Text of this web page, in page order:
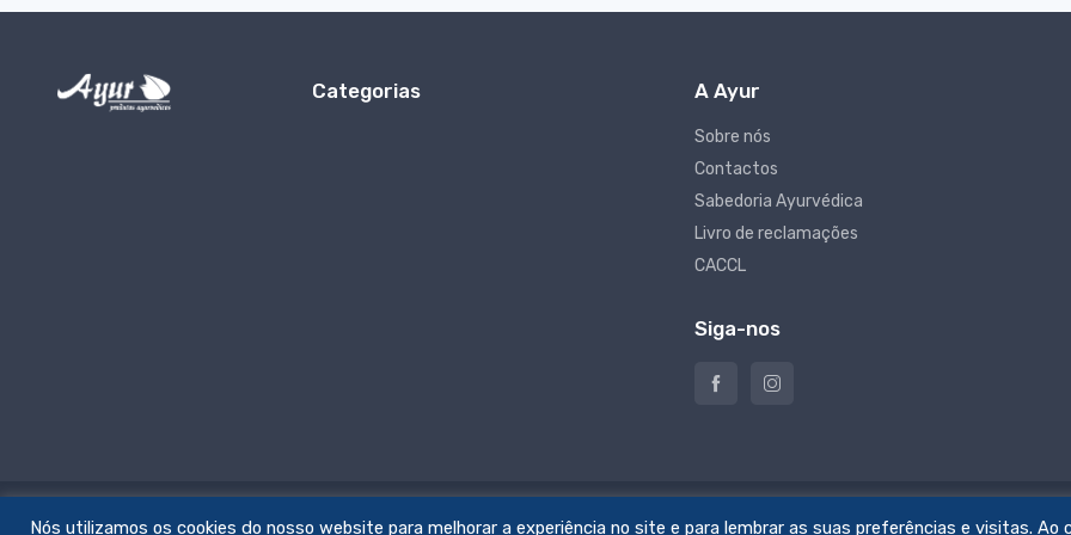
Categorias A Ayur
Sobre nós
Contactos
Sabedoria Ayurvédica
Livro de reclamações
CACCL
Siga-nos
© All rights reserved. Feito com amor porzemstudio
Nós utilizamos os cookies do nosso website para melhorar a experiência no site e para lembrar as suas preferências e visitas. Ao